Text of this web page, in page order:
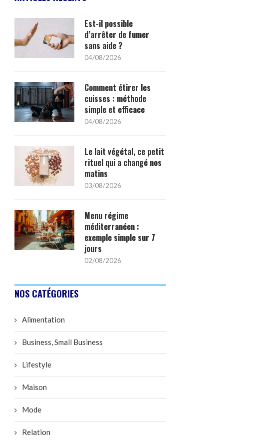
Est-il possible
d’arrêter de fumer
sans aide ?
04/08/2026
Comment étirer les
cuisses : méthode
simple et efficace
04/08/2026
Le lait végétal, ce petit
rituel qui a changé nos
matins
03/08/2026
Menu régime
méditerranéen :
exemple simple sur 7
jours
02/08/2026
NOS CATÉGORIES
Alimentation
Business, Small Business
Lifestyle
Maison
Mode
Relation